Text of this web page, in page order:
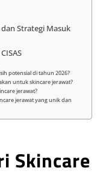
dan Strategi Masuk
potensial di tahun 2026?
untuk skincare jerawat?
jerawat?
jerawat yang unik dan
Skincare